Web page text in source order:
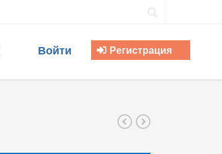
Войти Регистрация